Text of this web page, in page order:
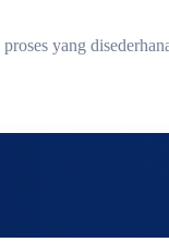
yang